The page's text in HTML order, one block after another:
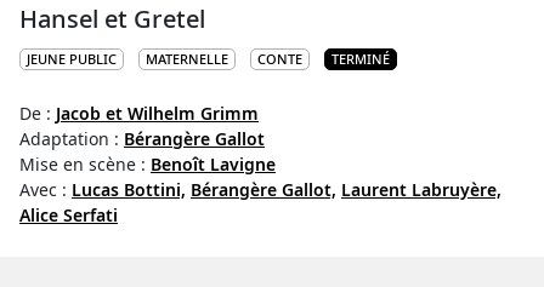
Hansel et Gretel
JEUNE PUBLIC MATERNELLE CONTE TERMINÉ
De : Jacob et Wilhelm Grimm
Adaptation : Bérangère Gallot
Mise en scène : Benoît Lavigne
Avec : Lucas Bottini, Bérangère Gallot, Laurent Labruyère,
Alice Serfati